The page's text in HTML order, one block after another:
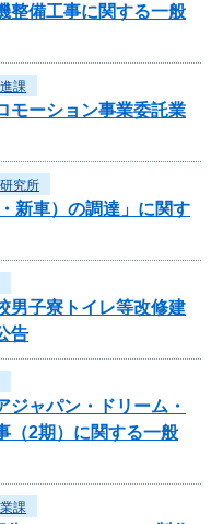
備工事に関する一般
課
モーション事業委託業
究所
新車）の調達」に関す
男子寮トイレ等改修建
告
ジャパン・ドリーム・
（2期）に関する一般
課